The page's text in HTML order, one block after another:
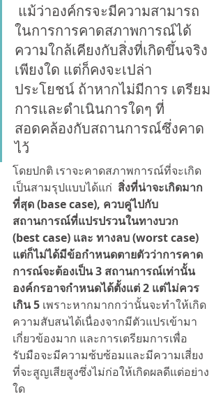
แม้ว่าองค์กรจะมีความสามารถ
ในการการคาดสภาพการณ์ได้
ความใกล้เคียงกับสิ่งที่เกิดขึ้นจริง
เพียงใด แต่ก็คงจะเปล่า
ประโยชน์ ถ้าหากไม่มีการ เตรียม
การและดำเนินการใดๆ ที่
สอดคล้องกับสถานการณ์ซึ่งคาด
ไว้
โดยปกติ เราจะคาดสภาพการณ์ที่จะเกิด
เป็นสามรุปแบบได้แก่ สิ่งที่น่าจะเกิดมาก
ที่สุด (base case), ควบคู่ไปกับ
สถานการณ์ที่แปรปรวนในทางบวก
(best case) และ ทางลบ (worst case)
แต่ก็ไม่ได้มีข้อกำหนดตายตัวว่าการคาด
การณ์จะต้องเป็น 3 สถานการณ์เท่านั้น
องค์กรอาจกำหนดได้ตั้งแต่ 2 แต่ไม่ควร
เกิน 5 เพราะหากมากกว่านั้นจะทำให้เกิด
ความสับสนได้เนื่องจากมีตัวแปรเข้ามา
เกี่ยวข้องมาก และการเตรียมการเพื่อ
รับมือจะมีความซ้บซ้อมและมีความเสี่ยง
ที่จะสูญเสียสูงซึ่งไม่ก่อให้เกิดผลดีแต่อย่าง
ใด